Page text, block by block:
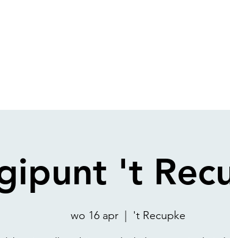
't
wo 16 apr 't Recupke